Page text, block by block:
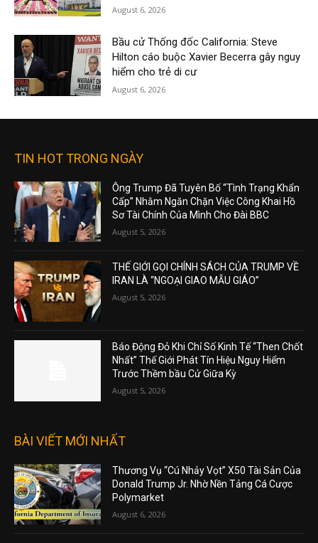
August 6, 2026
Bầu cử Thống đốc California: Steve
Hilton cáo buộc Xavier Becerra gây nguy
hiểm cho trẻ di cư
August 6, 2026
TIN HOT TRONG NGÀY
Ông Trump Đã Tuyên Bố “Tình Trạng Khẩn
Cấp” Nhằm Ngăn Chặn Việc Công Khai Hồ
Sơ Tài Chính Của Mình Cho Đài BBC
August 5, 2026
THẾ GIỚI GỌI CHÍNH SÁCH CỦA TRUMP VỀ
IRAN LÀ “NGOẠI GIAO MẪU GIÁO”
August 5, 2026
Báo Động Đỏ Khi Chỉ Số Kinh Tế “Then Chốt
Nhất” Thế Giới Phát Tín Hiệu Nguy Hiểm
Trước Thềm bầu Cử Giữa Kỳ
August 5, 2026
BÀI VIẾT MỚI NHẤT
Thương Vụ “Cú Nhảy Vọt” X50 Tài Sản Của
Donald Trump Jr. Nhờ Nền Tảng Cá Cược
Polymarket
August 6, 2026